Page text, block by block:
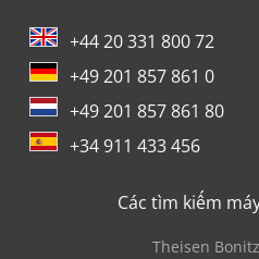
+44 20 331 800 72
+49 201 857 861 0
+49 201 857 861 80
+34 911 433 456
Các tìm kiếm
Theisen